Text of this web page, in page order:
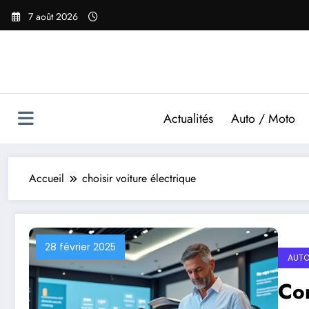
Aller
7 août 2026
Actualités Auto / Moto
Accueil choisir voiture électrique
28 février 2025